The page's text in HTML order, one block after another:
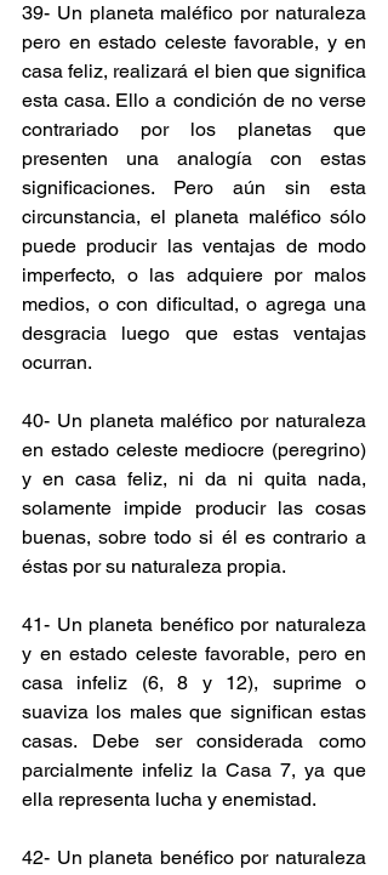
39- Un planeta maléfico por naturaleza
pero en estado celeste favorable, y en
casa feliz, realizará el bien que significa
esta casa. Ello a condición de no verse
contrariado por los planetas que
presenten una analogía con estas
significaciones. Pero aún sin esta
circunstancia, el planeta maléfico sólo
puede producir las ventajas de modo
imperfecto, o las adquiere por malos
medios, o con dificultad, o agrega una
desgracia luego que estas ventajas
ocurran.
40- Un planeta maléfico por naturaleza
en estado celeste mediocre (peregrino)
y en casa feliz, ni da ni quita nada,
solamente impide producir las cosas
buenas, sobre todo si él es contrario a
éstas por su naturaleza propia.
41- Un planeta benéfico por naturaleza
y en estado celeste favorable, pero en
casa infeliz (6, 8 y 12), suprime o
suaviza los males que significan estas
casas. Debe ser considerada como
parcialmente infeliz la Casa 7, ya que
ella representa lucha y enemistad.
42- Un planeta benéfico por naturaleza